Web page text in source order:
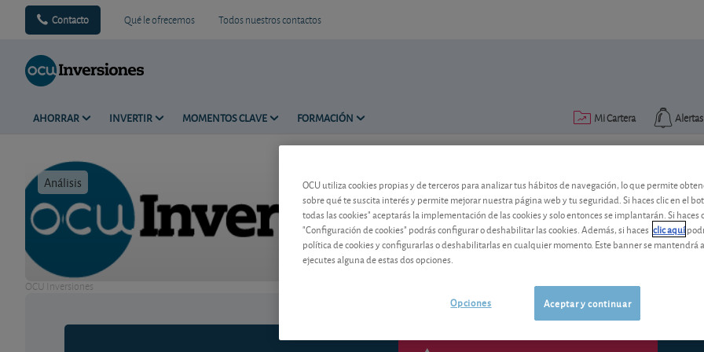
Contacto Qué le ofrecemos Todos nuestros contactos
AHORRAR INVERTIR MOMENTOS CLAVE FORMACIÓN Alertas
Mi Cartera
Análisis Tiempo de lectura: 2 min.
OCU Inversiones
Republic Airways: ¿lo mejor
La aerolínea norteamericana Republic
OCU utiliza cookies propias y de terceros para analizar tus hábitos de navegación, lo que permite
sobre qué te suscita interés y permite mejorar nuestra página web y tu seguridad. Si haces clic en el
todas las cookies" aceptarás la implementación de las cookies y solo entonces se implantarán. Si haces
"Configuración de cookies" podrás configurar o deshabilitar las cookies. Además, si haces clic aquí
política de cookies y configurarlas o deshabilitarlas en cualquier momento. Este banner se mantendrá
ejecutes alguna de estas dos opciones.
Aceptar y continuar
Opciones